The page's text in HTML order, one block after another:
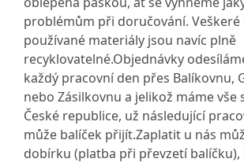
problémům při doručování. Veškeré
používané materiály jsou navíc plně
recyklovatelné.Objednávky
každý pracovní den přes Balíkovnu,
nebo Zásilkovnu a jelikož máme vše
České republice, už následující
může balíček přijít.Zaplatit u nás
dobírku (platba při převzetí